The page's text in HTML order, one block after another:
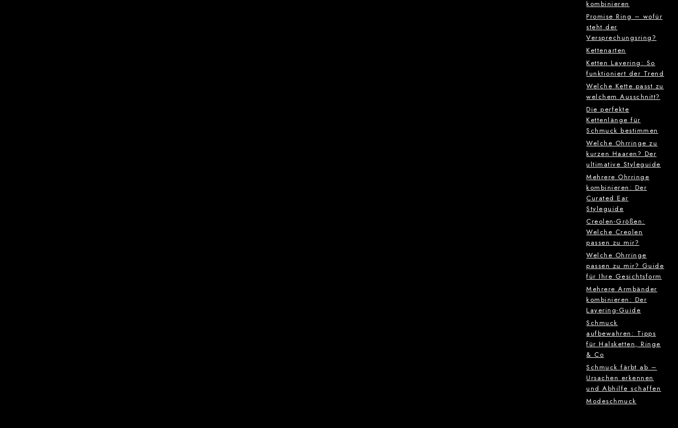
kombinieren
Promise Ring – wofür
steht der
Versprechungsring?
Kettenarten
Ketten Layering: So
funktioniert der Trend
Welche Kette passt zu
welchem Ausschnitt?
Die perfekte
Kettenlänge für
Schmuck bestimmen
Welche Ohrringe zu
kurzen Haaren? Der
ultimative Styleguide
Mehrere Ohrringe
kombinieren: Der
Curated Ear
Styleguide
Creolen-Größen:
Welche Creolen
passen zu mir?
Welche Ohrringe
passen zu mir? Guide
für Ihre Gesichtsform
Mehrere Armbänder
kombinieren: Der
Layering-Guide
Schmuck
aufbewahren: Tipps
für Halsketten, Ringe
& Co
Schmuck färbt ab –
Ursachen erkennen
und Abhilfe schaffen
Modeschmuck